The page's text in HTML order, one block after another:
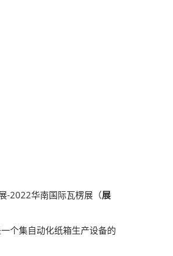
-2022华南国际瓦楞展（展
个集自动化纸箱生产设备的